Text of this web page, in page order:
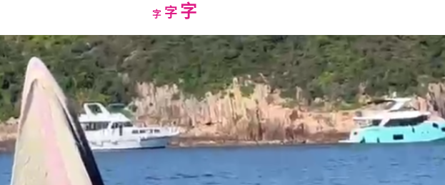
字Decrease
size.
字Reset
size.
字Increase
font
size.